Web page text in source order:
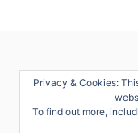
Privacy & Cookies:
To find out more,